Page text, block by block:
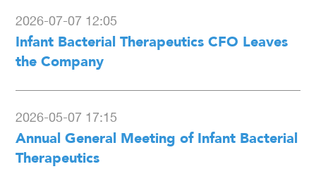
2026-07-07 12:05
Infant Bacterial Therapeutics CFO Leaves
the Company
2026-05-07 17:15
Annual General Meeting of Infant Bacterial
Therapeutics